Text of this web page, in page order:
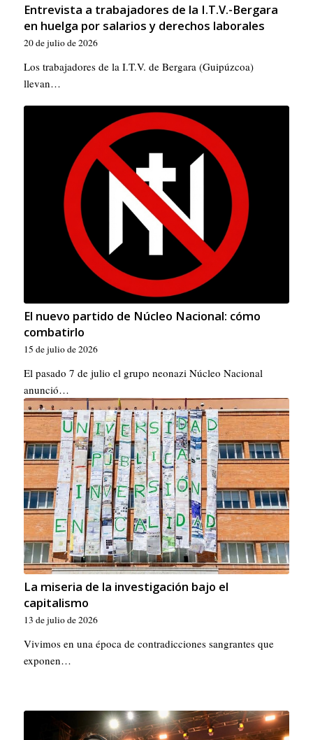
Entrevista a trabajadores de la I.T.V.-Bergara
en huelga por salarios y derechos laborales
20 de julio de 2026
Los trabajadores de la I.T.V. de Bergara (Guipúzcoa)
llevan…
El nuevo partido de Núcleo Nacional: cómo
combatirlo
15 de julio de 2026
El pasado 7 de julio el grupo neonazi Núcleo Nacional
anunció…
La miseria de la investigación bajo el
capitalismo
13 de julio de 2026
Vivimos en una época de contradicciones sangrantes que
exponen…